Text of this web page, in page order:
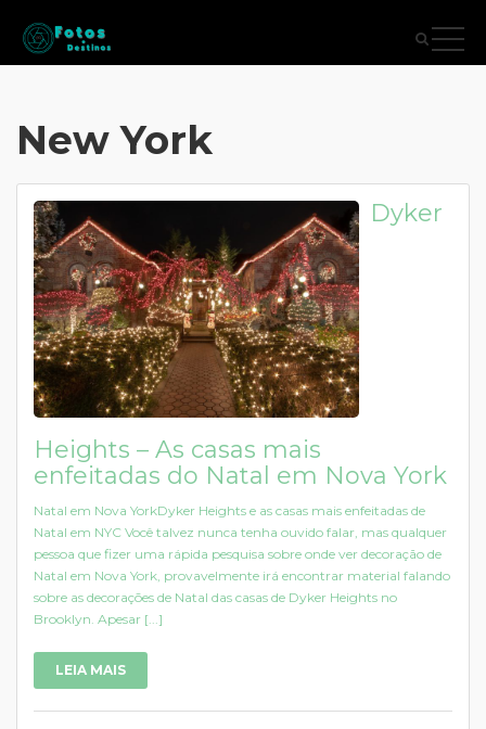
New York
Dyker
Heights – As casas mais
enfeitadas do Natal em Nova York
Natal em Nova YorkDyker Heights e as casas mais enfeitadas de
Natal em NYC Você talvez nunca tenha ouvido falar, mas qualquer
pessoa que fizer uma rápida pesquisa sobre onde ver decoração de
Natal em Nova York, provavelmente irá encontrar material falando
sobre as decorações de Natal das casas de Dyker Heights no
Brooklyn. Apesar [...]
LEIA MAIS